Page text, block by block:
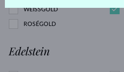
WEISSGOLD
ROSÉGOLD
Edelstein